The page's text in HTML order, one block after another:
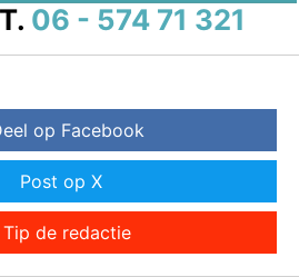
T. 06 - 574 71 321
op Facebook
Post op X
Tip de redactie